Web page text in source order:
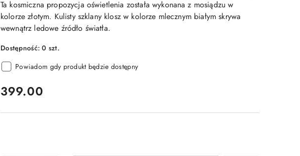
Ta kosmiczna propozycja oświetlenia została wykonana z mosiądzu w
kolorze złotym. Kulisty szklany klosz w kolorze mlecznym białym skrywa
wewnątrz ledowe źródło światła.
Dostępność:0 szt.
Powiadom gdy produkt będzie dostępny
cena:
399.00